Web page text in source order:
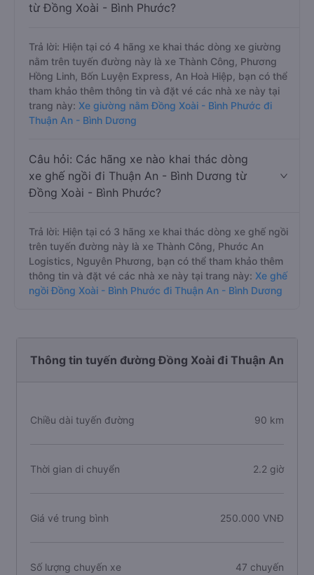
từ Đồng Xoài - Bình Phước?
Trả lời: Hiện tại có 4 hãng xe khai thác dòng xe giường
nằm trên tuyến đường này là xe Thành Công, Phương
Hồng Linh, Bốn Luyện Express, An Hoà Hiệp, bạn có thể
tham khảo thêm thông tin và đặt vé các nhà xe này tại
trang này: Xe giường nằm Đồng Xoài - Bình Phước đi
Thuận An - Bình Dương
Câu hỏi: Các hãng xe nào khai thác dòng
xe ghế ngồi đi Thuận An - Bình Dương từ
Đồng Xoài - Bình Phước?
Trả lời: Hiện tại có 3 hãng xe khai thác dòng xe ghế ngồi
trên tuyến đường này là xe Thành Công, Phước An
Logistics, Nguyên Phương, bạn có thể tham khảo thêm
thông tin và đặt vé các nhà xe này tại trang này: Xe ghế
ngồi Đồng Xoài - Bình Phước đi Thuận An - Bình Dương
Thông tin tuyến đường Đồng Xoài đi Thuận An
Chiều dài tuyến đường 90 km
Thời gian di chuyển 2.2 giờ
Giá vé trung bình 250.000 VNĐ
Số lượng chuyến xe 47 chuyến